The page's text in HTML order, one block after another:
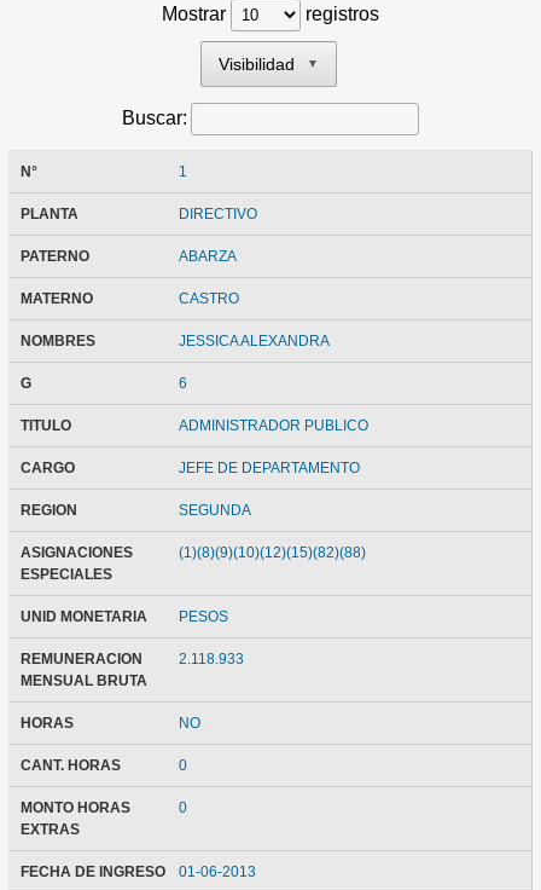
Mostrar registros
Visibilidad ▼
Buscar:
N° 1
PLANTA DIRECTIVO
PATERNO ABARZA
MATERNO CASTRO
NOMBRES JESSICA ALEXANDRA
G 6
TITULO ADMINISTRADOR PUBLICO
CARGO JEFE DE DEPARTAMENTO
REGION SEGUNDA
ASIGNACIONES
ESPECIALES
(1)(8)(9)(10)(12)(15)(82)(88)
UNID MONETARIA PESOS
REMUNERACION
MENSUAL BRUTA
2.118.933
HORAS NO
CANT. HORAS 0
MONTO HORAS
EXTRAS
0
FECHA DE INGRESO 01-06-2013